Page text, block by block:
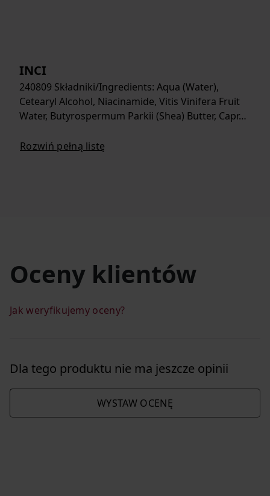
INCI
240809 Składniki/Ingredients: Aqua (Water),
Cetearyl Alcohol, Niacinamide, Vitis Vinifera Fruit
Water, Butyrospermum Parkii (Shea) Butter, Capr…
Rozwiń pełną listę
Oceny klientów
Jak weryfikujemy oceny?
Dla tego produktu nie ma jeszcze opinii
WYSTAW OCENĘ